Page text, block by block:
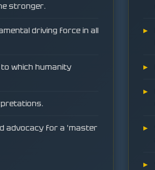
stronger.
driving force in all
which humanity
advocacy for a 'master